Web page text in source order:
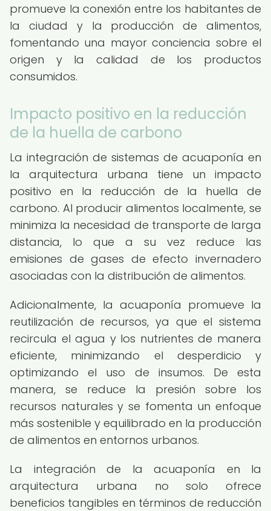
promueve la conexión entre los habitantes de
la ciudad y la producción de alimentos,
fomentando una mayor conciencia sobre el
origen y la calidad de los productos
consumidos.
Impacto positivo en la reducción
de la huella de carbono
La integración de sistemas de acuaponía en
la arquitectura urbana tiene un impacto
positivo en la reducción de la huella de
carbono. Al producir alimentos localmente, se
minimiza la necesidad de transporte de larga
distancia, lo que a su vez reduce las
emisiones de gases de efecto invernadero
asociadas con la distribución de alimentos.
Adicionalmente, la acuaponía promueve la
reutilización de recursos, ya que el sistema
recircula el agua y los nutrientes de manera
eficiente, minimizando el desperdicio y
optimizando el uso de insumos. De esta
manera, se reduce la presión sobre los
recursos naturales y se fomenta un enfoque
más sostenible y equilibrado en la producción
de alimentos en entornos urbanos.
La integración de la acuaponía en la
arquitectura urbana no solo ofrece
beneficios tangibles en términos de reducción